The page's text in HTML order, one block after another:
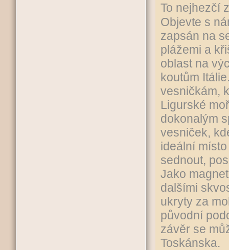
To nejhezčí
Objevte s
zapsán na
plážemi a
oblast na
koutům
vesničkám,
Ligurské
dokonalým
vesniček,
ideální
sednout,
Jako
dalšími
ukryty za
původní
závěr se
Toskánska.